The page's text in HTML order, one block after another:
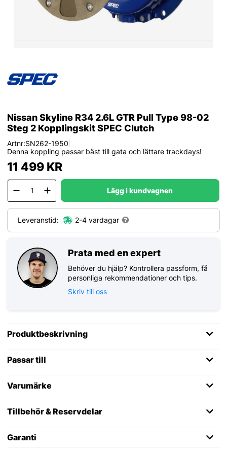
Nissan Skyline R34 2.6L GTR Pull Type 98-02
Steg 2 Kopplingskit SPEC Clutch
Artnr:SN262-1950
Denna koppling passar bäst till gata och lättare trackdays!
11 499KR
Lägg i kundvagnen
Leveranstid: 2-4 vardagar
Prata med en expert
Behöver du hjälp? Kontrollera passform, få
personliga rekommendationer och tips.
Skriv till oss
Produktbeskrivning
Passar till
Varumärke
Tillbehör & Reservdelar
Garanti